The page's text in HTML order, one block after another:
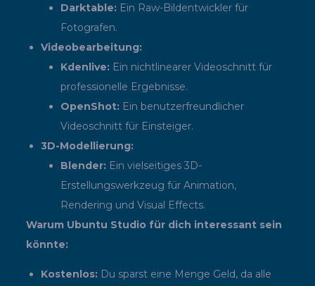
Darktable: Ein Raw-Bildentwickler für
Fotografen.
Videobearbeitung:
Kdenlive: Ein nichtlinearer Videoschnitt für
professionelle Ergebnisse.
OpenShot: Ein benutzerfreundlicher
Videoschnitt für Einsteiger.
3D-Modellierung:
Blender: Ein vielseitiges 3D-
Erstellungswerkzeug für Animation,
Rendering und Visual Effects.
Warum Ubuntu Studio für dich interessant sein
könnte:
Kostenlos: Du sparst eine Menge Geld, da alle